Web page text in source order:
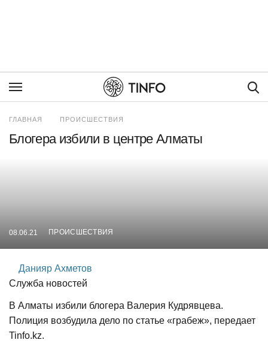
ГЛАВНАЯ ПРОИСШЕСТВИЯ
Блогера избили в центре Алматы
08.06.21 ПРОИСШЕСТВИЯ
Данияр Ахметов
Служба новостей
В Алматы избили блогера Валерия Кудрявцева.
Полиция возбудила дело по статье «грабеж», передает
Tinfo.kz.